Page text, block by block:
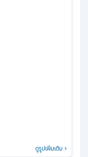
ดูรูปเพิ่มเติม